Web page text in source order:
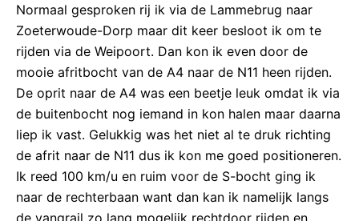
Normaal gesproken rij ik via de Lammebrug naar
Zoeterwoude-Dorp maar dit keer besloot ik om te
rijden via de Weipoort. Dan kon ik even door de
mooie afritbocht van de A4 naar de N11 heen rijden.
De oprit naar de A4 was een beetje leuk omdat ik via
de buitenbocht nog iemand in kon halen maar daarna
liep ik vast. Gelukkig was het niet al te druk richting
de afrit naar de N11 dus ik kon me goed positioneren.
Ik reed 100 km/u en ruim voor de S-bocht ging ik
naar de rechterbaan want dan kan ik namelijk langs
de vangrail zo lang mogelijk rechtdoor rijden en